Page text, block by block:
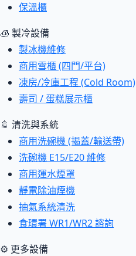
保溫櫃
🧊 製冷設備
製冰機維修
商用雪櫃 (四門/平台)
凍房/冷庫工程 (Cold Room)
壽司 / 蛋糕展示櫃
🚿 清洗與系統
商用洗碗機 (揭蓋/輸送帶)
洗碗機 E15/E20 維修
商用運水煙罩
靜電除油煙機
抽氣系統清洗
食環署 WR1/WR2 諮詢
⚙ 更多設備